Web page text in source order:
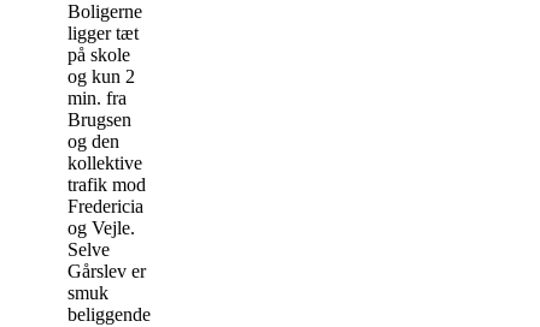
Boligerne
ligger tæt
på skole
og kun 2
min. fra
Brugsen
og den
kollektive
trafik mod
Fredericia
og Vejle.
Selve
Gårslev er
smuk
beliggende